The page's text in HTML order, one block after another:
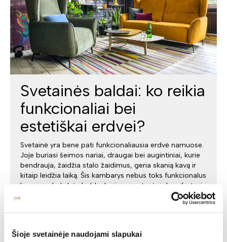
Šioje svetainėje naudojami slapukai
Svetainės baldai: ko reikia
funkcionaliai bei
estetiškai erdvei?
Svetainė yra bene pati funkcionaliausia erdvė namuose.
Joje buriasi šeimos nariai, draugai bei augintiniai, kurie
bendrauja, žaidžia stalo žaidimus, geria skanią kavą ir
kitaip leidžia laiką. Šis kambarys nebus toks funkcionalus
be geros kokybės baldų, kurie garantuoja ir komfortą, ir
patogumą, saugumą.